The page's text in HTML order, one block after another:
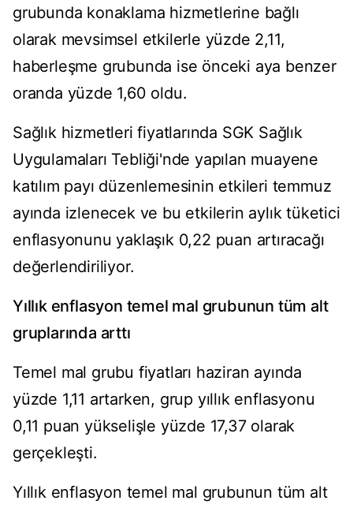
grubunda konaklama hizmetlerine bağlı
olarak mevsimsel etkilerle yüzde 2,11,
haberleşme grubunda ise önceki aya benzer
oranda yüzde 1,60 oldu.
Sağlık hizmetleri fiyatlarında SGK Sağlık
Uygulamaları Tebliği'nde yapılan muayene
katılım payı düzenlemesinin etkileri temmuz
ayında izlenecek ve bu etkilerin aylık tüketici
enflasyonunu yaklaşık 0,22 puan artıracağı
değerlendiriliyor.
Yıllık enflasyon temel mal grubunun tüm alt
gruplarında arttı
Temel mal grubu fiyatları haziran ayında
yüzde 1,11 artarken, grup yıllık enflasyonu
0,11 puan yükselişle yüzde 17,37 olarak
gerçekleşti.
Yıllık enflasyon temel mal grubunun tüm alt